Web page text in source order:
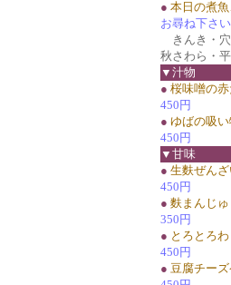
● 本日の煮
お尋ね下さい
きんき・穴
秋さわら・
▼汁物
● 桜味噌の
450円
● ゆばの吸
450円
▼甘味
● 生麩ぜん
450円
● 麩まんじ
350円
● とろとろ
450円
● 豆腐チー